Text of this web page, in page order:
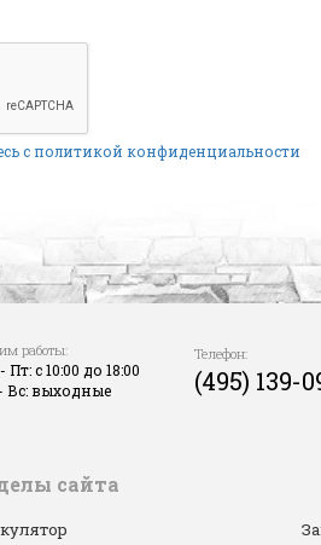
с политикой конфиденциальности
работы:
Пт: с 10:00 до 18:00
Вс: выходные
Телефон:
(495) 139-
сайта